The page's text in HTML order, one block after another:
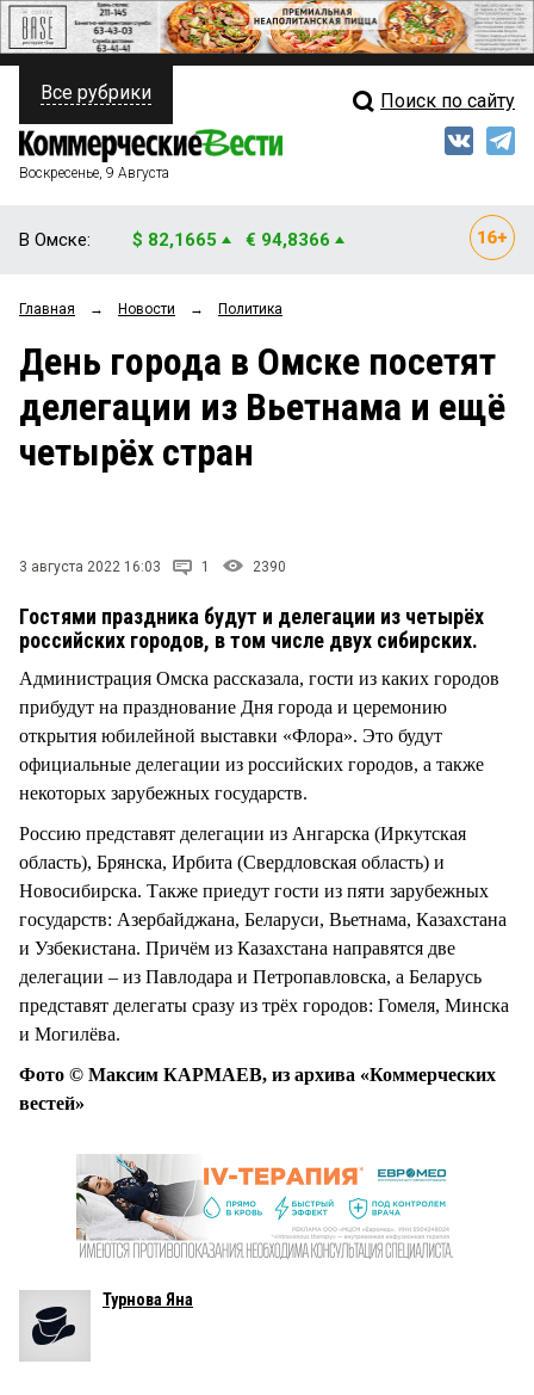
ПОЛИТИКА
ФИНАНСЫ
ОБЩЕСТВО
ЗАКОН
НОВОСТИ КОМПАНИЙ
Свежий выпуск
Рейтинги
Блоги
Все рубрики Поиск по сайту
Воскресенье, 9 Августа
В Омске: $ 82,1665 € 94,8366
Главная → Новости → Политика
День города в Омске посетят
делегации из Вьетнама и ещё
четырёх стран
3 августа 2022 16:03 1 2390
Гостями праздника будут и делегации из четырёх
российских городов, в том числе двух сибирских.
Администрация Омска рассказала, гости из каких городов
прибудут на празднование Дня города и церемонию
открытия юбилейной выставки «Флора». Это будут
официальные делегации из российских городов, а также
некоторых зарубежных государств.
Россию представят делегации из Ангарска (Иркутская
область), Брянска, Ирбита (Свердловская область) и
Новосибирска. Также приедут гости из пяти зарубежных
государств: Азербайджана, Беларуси, Вьетнама, Казахстана
и Узбекистана. Причём из Казахстана направятся две
делегации – из Павлодара и Петропавловска, а Беларусь
представят делегаты сразу из трёх городов: Гомеля, Минска
и Могилёва.
Фото © Максим КАРМАЕВ, из архива «Коммерческих
вестей»
Турнова Яна